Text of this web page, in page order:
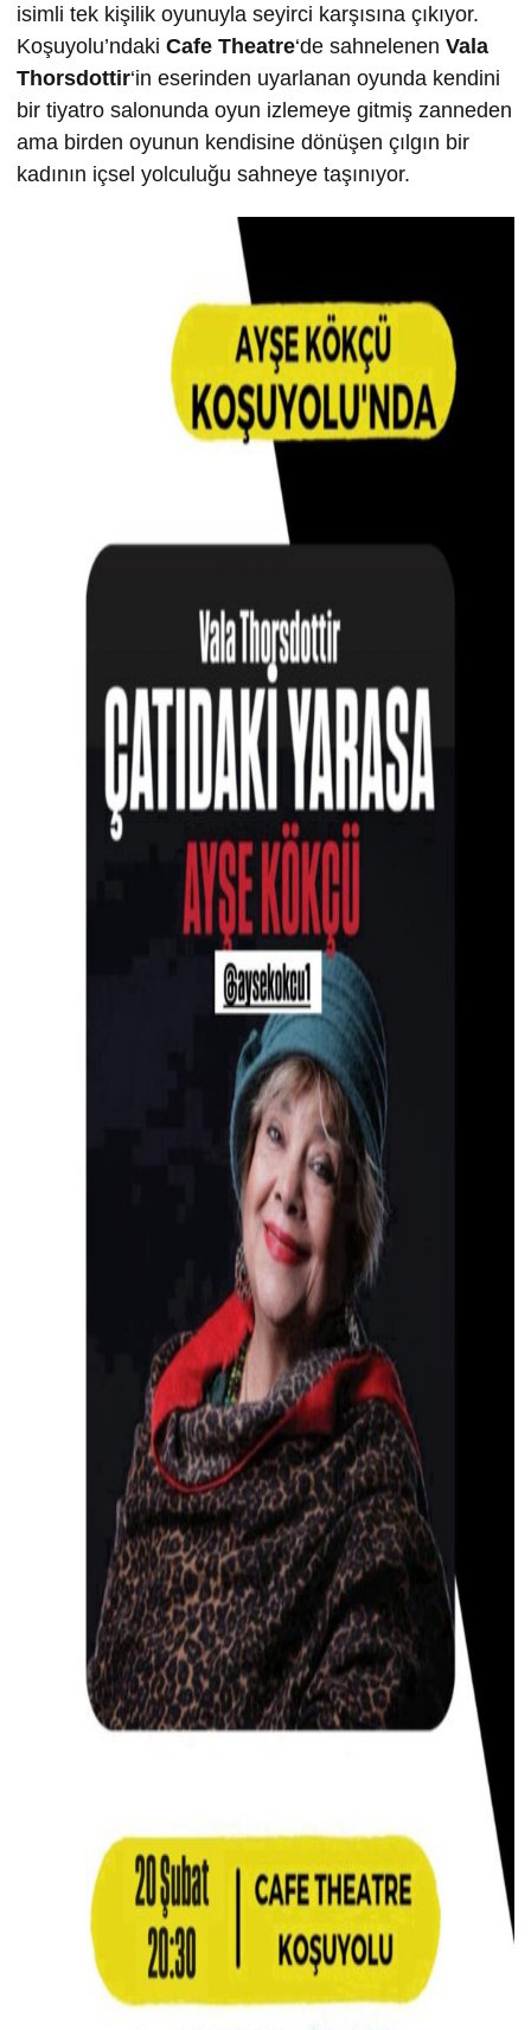
isimli tek kişilik oyunuyla seyirci karşısına çıkıyor.
Koşuyolu’ndaki Cafe Theatre‘de sahnelenen Vala
Thorsdottir‘in eserinden uyarlanan oyunda kendini
bir tiyatro salonunda oyun izlemeye gitmiş zanneden
ama birden oyunun kendisine dönüşen çılgın bir
kadının içsel yolculuğu sahneye taşınıyor.